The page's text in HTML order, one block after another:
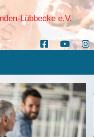
Lübbecke e.V.